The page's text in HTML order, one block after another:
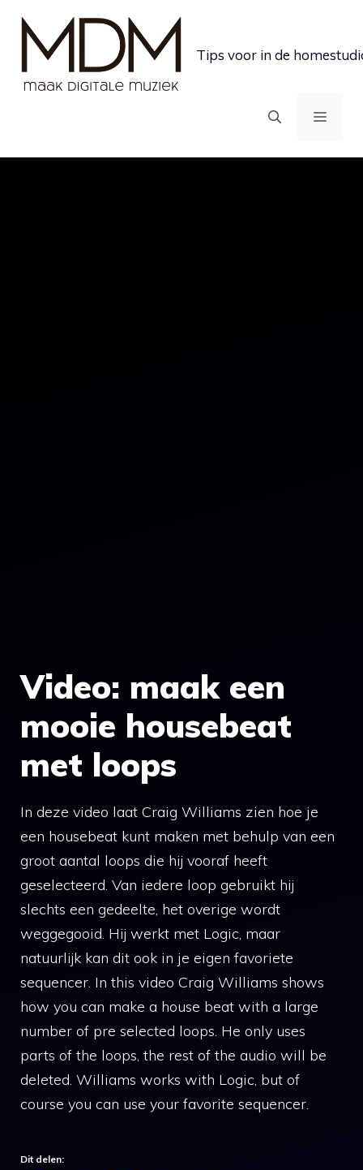
inhoud
Tips voor in de
MENU
Video: maak een
mooie housebeat
met loops
In deze video laat Craig Williams zien hoe je
een housebeat kunt maken met behulp van een
groot aantal loops die hij vooraf heeft
geselecteerd. Van iedere loop gebruikt hij
slechts een gedeelte, het overige wordt
weggegooid. Hij werkt met Logic, maar
natuurlijk kan dit ook in je eigen favoriete
sequencer. In this video Craig Williams shows
how you can make a house beat with a large
number of pre selected loops. He only uses
parts of the loops, the rest of the audio will be
deleted. Williams works with Logic, but of
course you can use your favorite sequencer.
Dit delen: